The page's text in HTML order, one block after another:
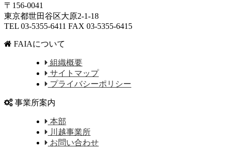
〒156-0041
東京都世田谷区大原2-1-18
TEL 03-5355-6411 FAX 03-5355-6415
FAIAについて
組織概要
サイトマップ
プライバシーポリシー
事業所案内
本部
川越事業所
お問い合わせ